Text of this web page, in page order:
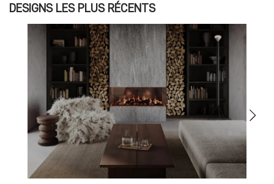
DESIGNS LES PLUS RÉCENTS